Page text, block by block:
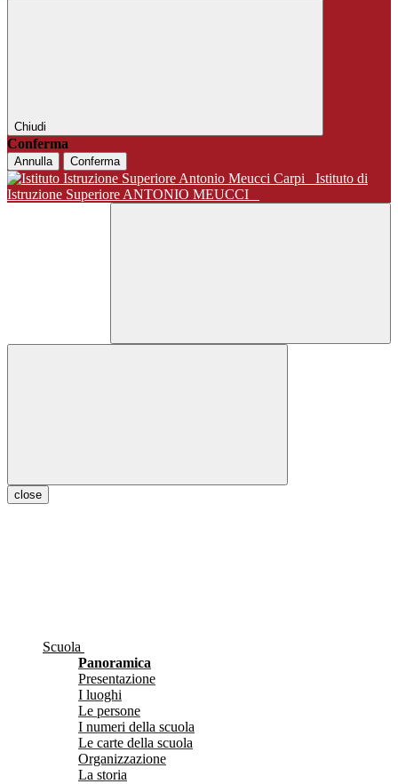
Chiudi
Conferma
Annulla Conferma
Istituto di
Istruzione Superiore ANTONIO MEUCCI
close
Scuola
Panoramica
Presentazione
I luoghi
Le persone
I numeri della scuola
Le carte della scuola
Organizzazione
La storia